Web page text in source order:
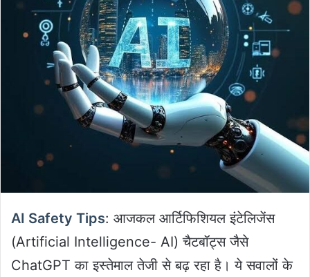
AI Safety Tips: आजकल आर्टिफिशियल इंटेलिजेंस
(Artificial Intelligence- AI) चैटबॉट्स जैसे
ChatGPT का इस्तेमाल तेजी से बढ़ रहा है। ये सवालों के